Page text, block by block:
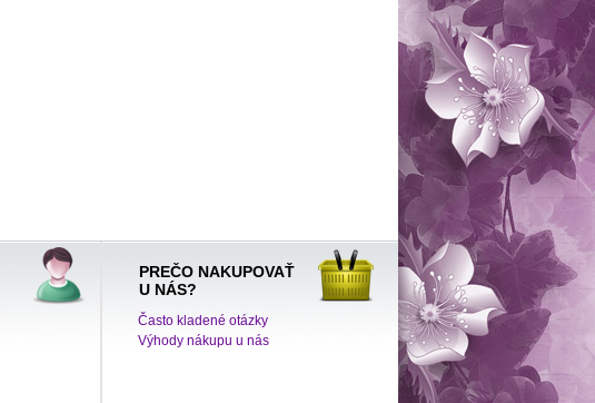
PREČO NAKUPOVAŤ
U NÁS?
Často kladené otázky
Výhody nákupu u nás